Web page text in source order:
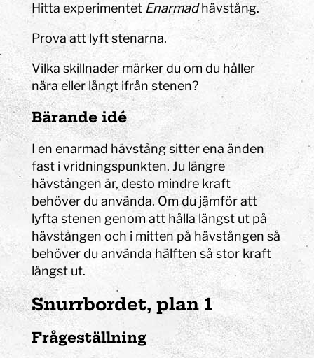
Hitta experimentet Enarmadhävstång.
Prova att lyft stenarna.
Vilka skillnader märker du om du håller
nära eller långt ifrån stenen?
Bärande idé
I en enarmad hävstång sitter ena änden
fast i vridningspunkten. Ju längre
hävstången är, desto mindre kraft
behöver du använda. Om du jämför att
lyfta stenen genom att hålla längst ut på
hävstången och i mitten på hävstången så
behöver du använda hälften så stor kraft
längst ut.
Snurrbordet, plan 1
Frågeställning